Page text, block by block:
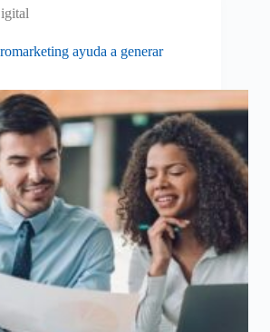
ayuda a generar